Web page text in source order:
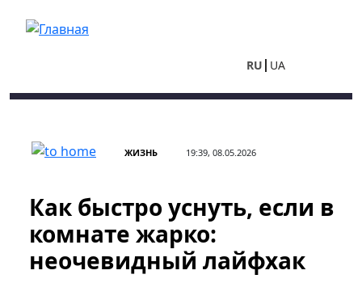
RU UA
ЖИЗНЬ 19:39, 08.05.2026
Как быстро уснуть, если в
комнате жарко:
неочевидный лайфхак